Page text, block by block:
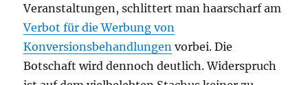
Veranstaltungen, schlittert man haarscharf am
Verbot für die Werbung von
Konversionsbehandlungen vorbei. Die
Botschaft wird dennoch deutlich. Widerspruch